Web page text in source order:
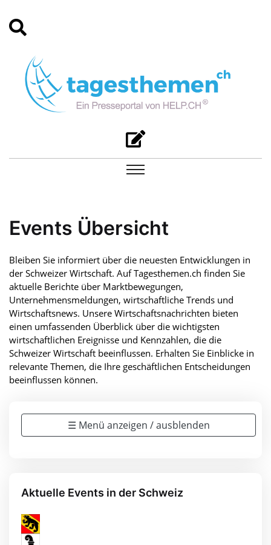
Events Übersicht
Bleiben Sie informiert über die neuesten Entwicklungen in
der Schweizer Wirtschaft. Auf Tagesthemen.ch finden Sie
aktuelle Berichte über Marktbewegungen,
Unternehmensmeldungen, wirtschaftliche Trends und
Wirtschaftsnews. Unsere Wirtschaftsnachrichten bieten
einen umfassenden Überblick über die wichtigsten
wirtschaftlichen Ereignisse und Kennzahlen, die die
Schweizer Wirtschaft beeinflussen. Erhalten Sie Einblicke in
relevante Themen, die Ihre geschäftlichen Entscheidungen
beeinflussen können.
☰ Menü anzeigen / ausblenden
Aktuelle Events in der Schweiz